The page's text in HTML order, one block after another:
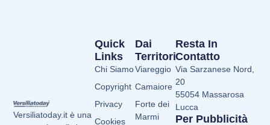
Versiliatoday.it è una
Dai
Territori
Viareggio
Camaiore
Forte dei
Marmi
Quick
Links
Chi Siamo
Copyright
Privacy
Cookies
Resta In
Contatto
Via Sarzanese Nord,
20
55054 Massarosa
Lucca
Per Pubblicità